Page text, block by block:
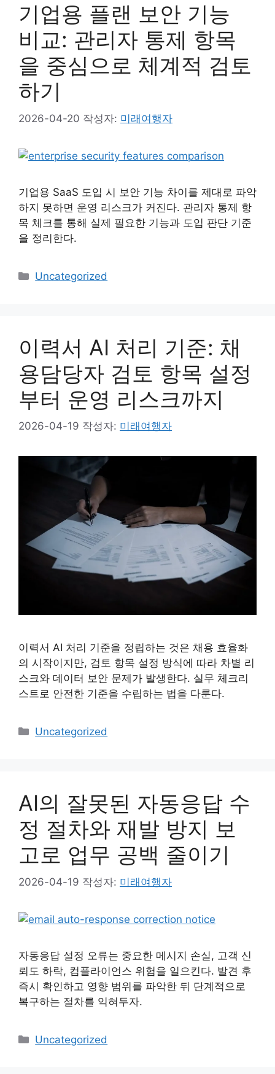
기업용 플랜 보안 기능
비교: 관리자 통제 항목
을 중심으로 체계적 검토
하기
2026-04-20 작성자: 미래여행자
기업용 SaaS 도입 시 보안 기능 차이를 제대로 파악
하지 못하면 운영 리스크가 커진다. 관리자 통제 항
목 체크를 통해 실제 필요한 기능과 도입 판단 기준
을 정리한다.
카
Uncategorized
이력서 AI 처리 기준: 채
용담당자 검토 항목 설정
부터 운영 리스크까지
2026-04-19 작성자: 미래여행자
이력서 AI 처리 기준을 정립하는 것은 채용 효율화
의 시작이지만, 검토 항목 설정 방식에 따라 차별 리
스크와 데이터 보안 문제가 발생한다. 실무 체크리
스트로 안전한 기준을 수립하는 법을 다룬다.
카
Uncategorized
AI의 잘못된 자동응답 수
정 절차와 재발 방지 보
고로 업무 공백 줄이기
2026-04-19 작성자: 미래여행자
자동응답 설정 오류는 중요한 메시지 손실, 고객 신
뢰도 하락, 컴플라이언스 위험을 일으킨다. 발견 후
즉시 확인하고 영향 범위를 파악한 뒤 단계적으로
복구하는 절차를 익혀두자.
카
Uncategorized